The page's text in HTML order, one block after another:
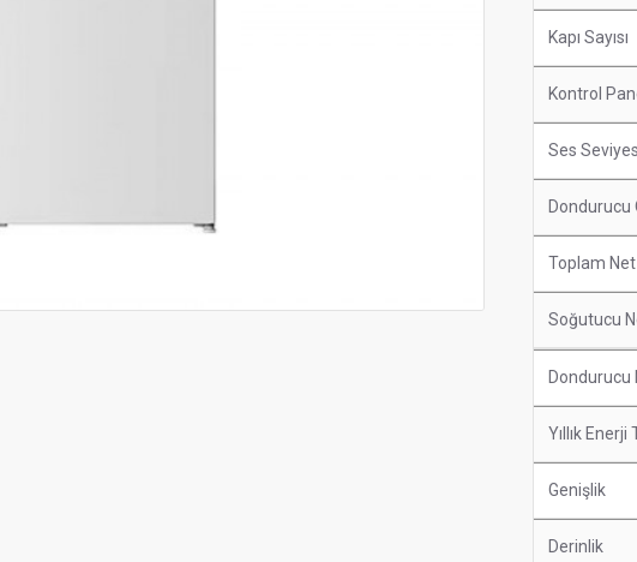
Kapı Sayısı
Kontrol
Ses
Dondurucu
Toplam
Soğutucu
Dondurucu
Yıllık
Genişlik
Derinlik